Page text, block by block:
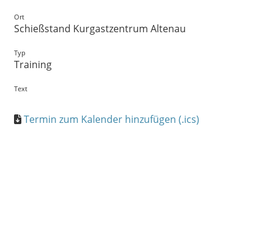
Ort
Schießstand Kurgastzentrum Altenau
Typ
Training
Text
Termin zum Kalender hinzufügen (.ics)